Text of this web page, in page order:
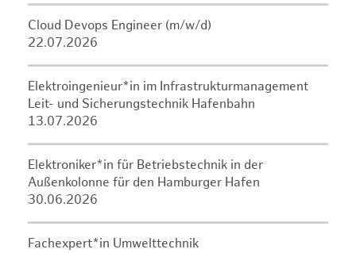
Cloud Devops Engineer (m/w/d)
22.07.2026
Elektroingenieur*in im Infrastrukturmanagement
Leit- und Sicherungstechnik Hafenbahn
13.07.2026
Elektroniker*in für Betriebstechnik in der
Außenkolonne für den Hamburger Hafen
30.06.2026
Fachexpert*in Umwelttechnik